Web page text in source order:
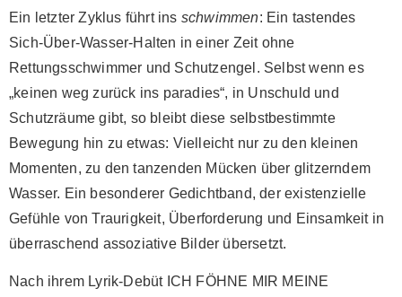
Ein letzter Zyklus führt ins schwimmen: Ein tastendes
Sich-Über-Wasser-Halten in einer Zeit ohne
Rettungsschwimmer und Schutzengel. Selbst wenn es
„keinen weg zurück ins paradies“, in Unschuld und
Schutzräume gibt, so bleibt diese selbstbestimmte
Bewegung hin zu etwas: Vielleicht nur zu den kleinen
Momenten, zu den tanzenden Mücken über glitzerndem
Wasser. Ein besonderer Gedichtband, der existenzielle
Gefühle von Traurigkeit, Überforderung und Einsamkeit in
überraschend assoziative Bilder übersetzt.
Nach ihrem Lyrik-Debüt ICH FÖHNE MIR MEINE